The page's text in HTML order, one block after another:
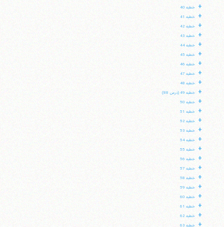
+ خطبه 40
+ خطبه 41
+ خطبه 42
+ خطبه 43
+ خطبه 44
+ خطبه 45
+ خطبه 46
+ خطبه 47
+ خطبه 48
+ خطبه 49 (درس 88)
+ خطبه 50
+ خطبه 51
+ خطبه 52
+ خطبه 53
+ خطبه 54
+ خطبه 55
+ خطبه 56
+ خطبه 57
+ خطبه 58
+ خطبه 59
+ خطبه 60
+ خطبه 61
+ خطبه 62
+ خطبه 63